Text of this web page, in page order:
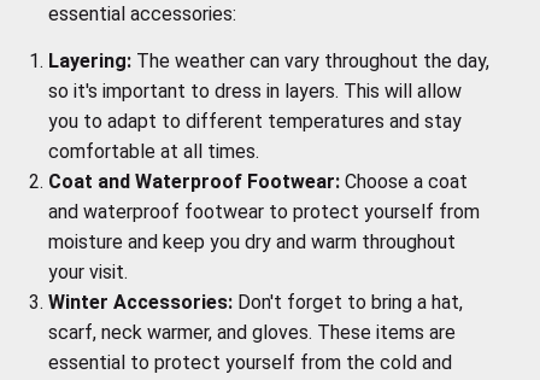
essential accessories:
Layering: The weather can vary throughout the day,
so it's important to dress in layers. This will allow
you to adapt to different temperatures and stay
comfortable at all times.
Coat and Waterproof Footwear: Choose a coat
and waterproof footwear to protect yourself from
moisture and keep you dry and warm throughout
your visit.
Winter Accessories: Don't forget to bring a hat,
scarf, neck warmer, and gloves. These items are
essential to protect yourself from the cold and